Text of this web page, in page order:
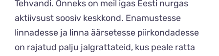
Tehvandi. Õnneks on meil igas Eesti nurgas
aktiivsust soosiv keskkond. Enamustesse
linnadesse ja linna äärsetesse piirkondadesse
on rajatud palju jalgrattateid, kus peale ratta